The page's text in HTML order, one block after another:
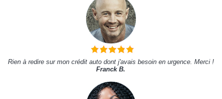
Rien à redire sur mon crédit auto dont j'avais besoin en urgence. Merci !
Franck B.